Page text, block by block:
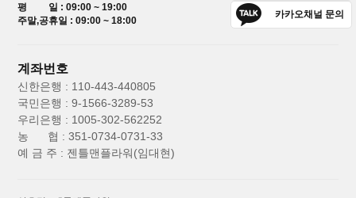
평 일 : 09:00 ~ 19:00
주말,공휴일 : 09:00 ~ 18:00
카카오채널 문의
계좌번호
신한은행 : 110-443-440805
국민은행 : 9-1566-3289-53
우리은행 : 1005-302-562252
농 협 : 351-0734-0731-33
예 금 주 : 젠틀맨플라워(임대현)